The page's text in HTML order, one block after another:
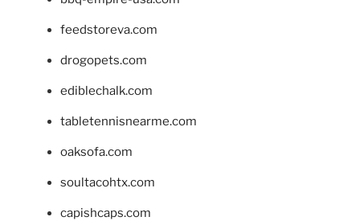
feedstoreva.com
drogopets.com
ediblechalk.com
tabletennisnearme.com
oaksofa.com
soultacohtx.com
capishcaps.com